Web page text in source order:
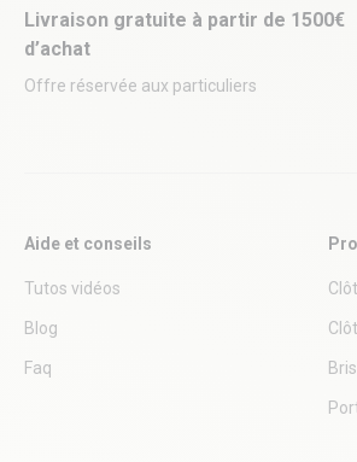
Livraison gratuite à partir de 1500€
d’achat
Offre réservée aux particuliers
Aide et conseils
Tutos vidéos
Blog
Faq